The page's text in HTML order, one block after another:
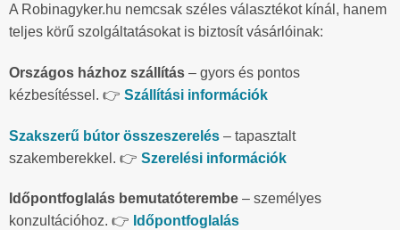
A Robinagyker.hu nemcsak széles választékot kínál, hanem
teljes körű szolgáltatásokat is biztosít vásárlóinak:
Országos házhoz szállítás – gyors és pontos
kézbesítéssel. 👉 Szállítási információk
Szakszerű bútor összeszerelés – tapasztalt
szakemberekkel. 👉 Szerelési információk
Időpontfoglalás bemutatóterembe – személyes
konzultációhoz. 👉 Időpontfoglalás